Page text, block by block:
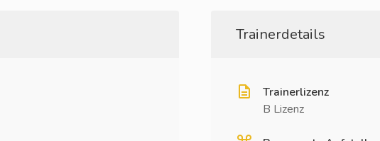
Trainerdetails
Trainerlizenz
B Lizenz